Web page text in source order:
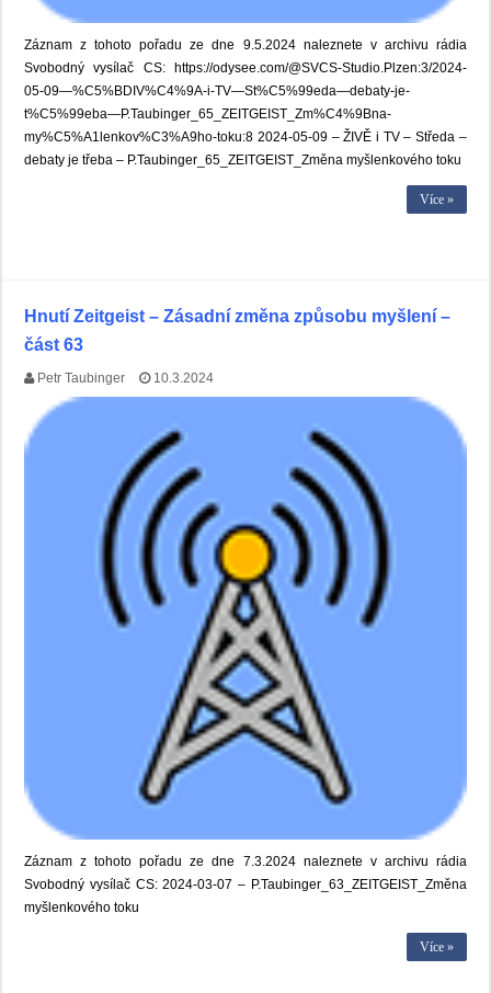
Záznam z tohoto pořadu ze dne 9.5.2024 naleznete v archivu rádia
Svobodný vysílač CS: https://odysee.com/@SVCS-Studio.Plzen:3/2024-
05-09—%C5%BDIV%C4%9A-i-TV—St%C5%99eda—debaty-je-
t%C5%99eba—P.Taubinger_65_ZEITGEIST_Zm%C4%9Bna-
my%C5%A1lenkov%C3%A9ho-toku:8 2024-05-09 – ŽIVĚ i TV – Středa –
debaty je třeba – P.Taubinger_65_ZEITGEIST_Změna myšlenkového toku
Více »
Hnutí Zeitgeist – Zásadní změna způsobu myšlení –
část 63
Petr Taubinger 10.3.2024
Záznam z tohoto pořadu ze dne 7.3.2024 naleznete v archivu rádia
Svobodný vysílač CS: 2024-03-07 – P.Taubinger_63_ZEITGEIST_Změna
myšlenkového toku
Více »